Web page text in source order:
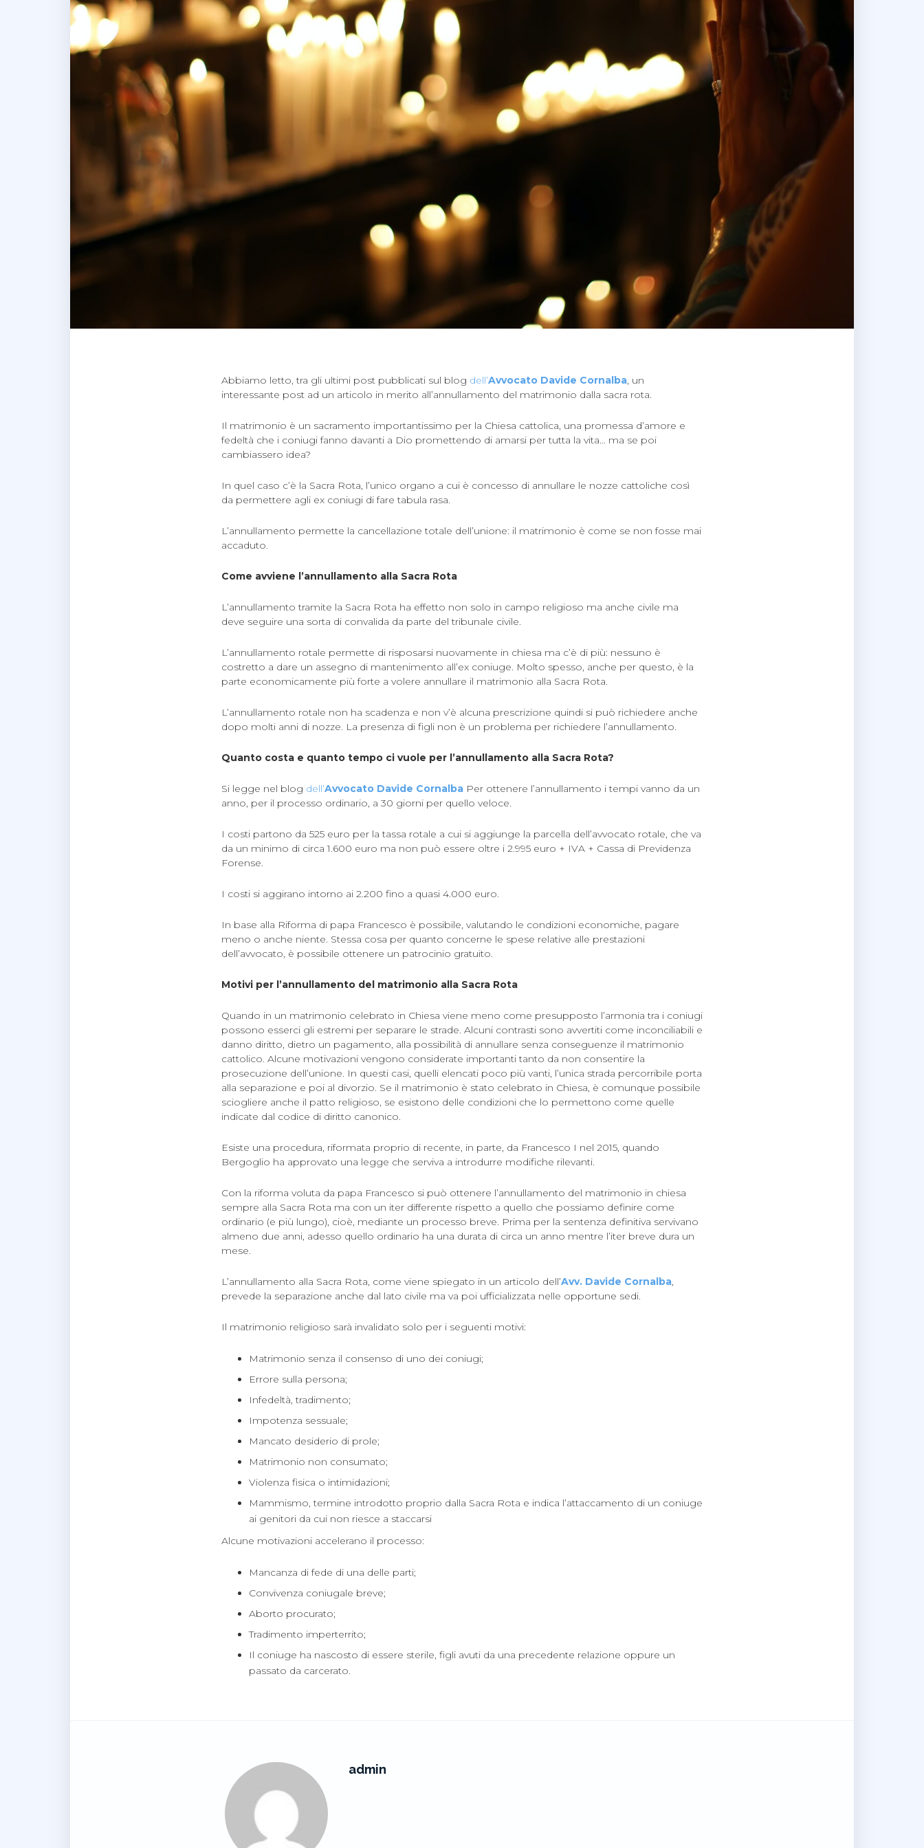
Abbiamo letto, tra gli ultimi post pubblicati sul blog dell’Avvocato Davide Cornalba, un
interessante post ad un articolo in merito all’annullamento del matrimonio dalla sacra rota.
Il matrimonio è un sacramento importantissimo per la Chiesa cattolica, una promessa d’amore e
fedeltà che i coniugi fanno davanti a Dio promettendo di amarsi per tutta la vita… ma se poi
cambiassero idea?
In quel caso c’è la Sacra Rota, l’unico organo a cui è concesso di annullare le nozze cattoliche così
da permettere agli ex coniugi di fare tabula rasa.
L’annullamento permette la cancellazione totale dell’unione: il matrimonio è come se non fosse mai
accaduto.
Come avviene l’annullamento alla Sacra Rota
L’annullamento tramite la Sacra Rota ha effetto non solo in campo religioso ma anche civile ma
deve seguire una sorta di convalida da parte del tribunale civile.
L’annullamento rotale permette di risposarsi nuovamente in chiesa ma c’è di più: nessuno è
costretto a dare un assegno di mantenimento all’ex coniuge. Molto spesso, anche per questo, è la
parte economicamente più forte a volere annullare il matrimonio alla Sacra Rota.
L’annullamento rotale non ha scadenza e non v’è alcuna prescrizione quindi si può richiedere anche
dopo molti anni di nozze. La presenza di figli non è un problema per richiedere l’annullamento.
Quanto costa e quanto tempo ci vuole per l’annullamento alla Sacra Rota?
Si legge nel blog dell’Avvocato Davide Cornalba Per ottenere l’annullamento i tempi vanno da un
anno, per il processo ordinario, a 30 giorni per quello veloce.
I costi partono da 525 euro per la tassa rotale a cui si aggiunge la parcella dell’avvocato rotale, che va
da un minimo di circa 1.600 euro ma non può essere oltre i 2.995 euro + IVA + Cassa di Previdenza
Forense.
I costi si aggirano intorno ai 2.200 fino a quasi 4.000 euro.
In base alla Riforma di papa Francesco è possibile, valutando le condizioni economiche, pagare
meno o anche niente. Stessa cosa per quanto concerne le spese relative alle prestazioni
dell’avvocato, è possibile ottenere un patrocinio gratuito.
Motivi per l’annullamento del matrimonio alla Sacra Rota
Quando in un matrimonio celebrato in Chiesa viene meno come presupposto l’armonia tra i coniugi
possono esserci gli estremi per separare le strade. Alcuni contrasti sono avvertiti come inconciliabili e
danno diritto, dietro un pagamento, alla possibilità di annullare senza conseguenze il matrimonio
cattolico. Alcune motivazioni vengono considerate importanti tanto da non consentire la
prosecuzione dell’unione. In questi casi, quelli elencati poco più vanti, l’unica strada percorribile porta
alla separazione e poi al divorzio. Se il matrimonio è stato celebrato in Chiesa, è comunque possibile
sciogliere anche il patto religioso, se esistono delle condizioni che lo permettono come quelle
indicate dal codice di diritto canonico.
Esiste una procedura, riformata proprio di recente, in parte, da Francesco I nel 2015, quando
Bergoglio ha approvato una legge che serviva a introdurre modifiche rilevanti.
Con la riforma voluta da papa Francesco si può ottenere l’annullamento del matrimonio in chiesa
sempre alla Sacra Rota ma con un iter differente rispetto a quello che possiamo definire come
ordinario (e più lungo), cioè, mediante un processo breve. Prima per la sentenza definitiva servivano
almeno due anni, adesso quello ordinario ha una durata di circa un anno mentre l’iter breve dura un
mese.
L’annullamento alla Sacra Rota, come viene spiegato in un articolo dell’Avv. Davide Cornalba,
prevede la separazione anche dal lato civile ma va poi ufficializzata nelle opportune sedi.
Il matrimonio religioso sarà invalidato solo per i seguenti motivi:
Matrimonio senza il consenso di uno dei coniugi;
Errore sulla persona;
Infedeltà, tradimento;
Impotenza sessuale;
Mancato desiderio di prole;
Matrimonio non consumato;
Violenza fisica o intimidazioni;
Mammismo, termine introdotto proprio dalla Sacra Rota e indica l’attaccamento di un coniuge
ai genitori da cui non riesce a staccarsi
Alcune motivazioni accelerano il processo:
Mancanza di fede di una delle parti;
Convivenza coniugale breve;
Aborto procurato;
Tradimento imperterrito;
Il coniuge ha nascosto di essere sterile, figli avuti da una precedente relazione oppure un
passato da carcerato.
admin